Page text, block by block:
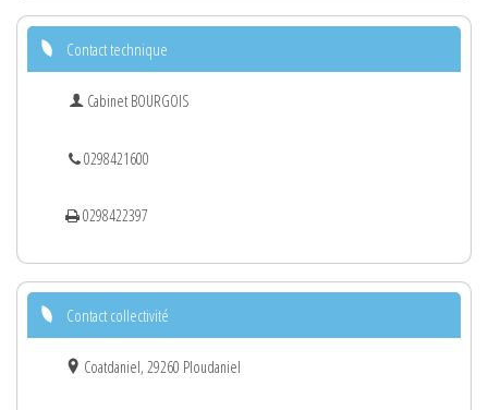
Contact technique
Cabinet BOURGOIS
0298421600
0298422397
Contact collectivité
Coatdaniel, 29260 Ploudaniel